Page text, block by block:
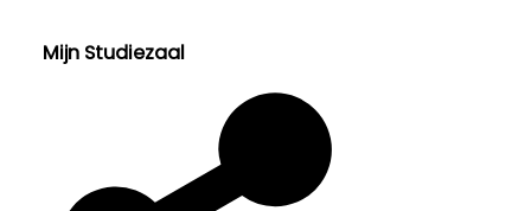
Mijn Studiezaal